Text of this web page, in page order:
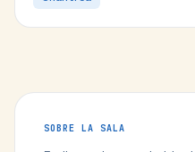
SOBRE LA SALA